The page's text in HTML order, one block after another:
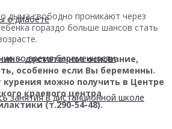
о диабете
во время беременности
занятия в дистанционной школе
дыма свободно проникают через
гораздо больше шансов стать
– достаточное основание,
особенно если Вы беременны.
можно получить в Центре
краевого центра
(т.290-54-48).